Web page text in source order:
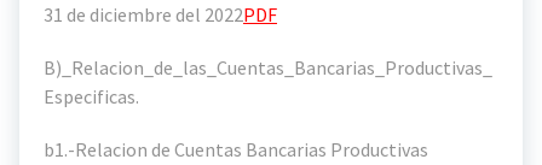
31 de diciembre del 2022PDF
B)_Relacion_de_las_Cuentas_Bancarias_Productivas_
Especificas.
b1.-Relacion de Cuentas Bancarias Productivas